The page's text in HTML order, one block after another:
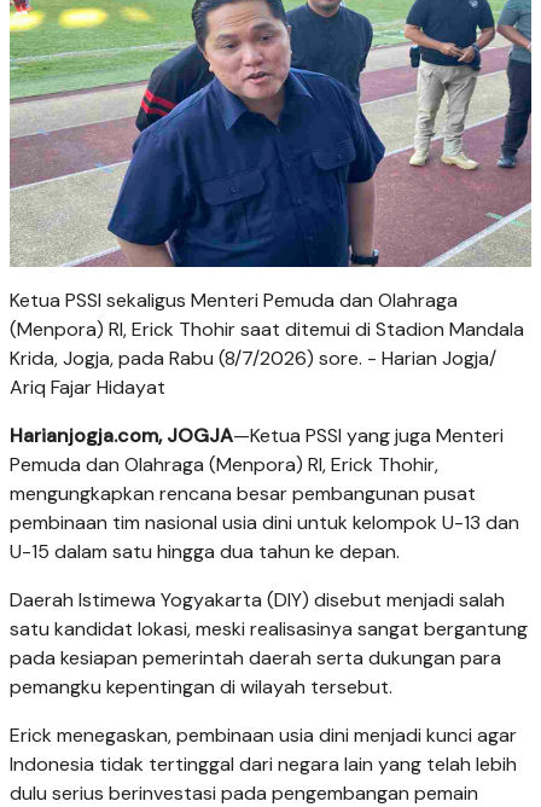
Ketua PSSI sekaligus Menteri Pemuda dan Olahraga
(Menpora) RI, Erick Thohir saat ditemui di Stadion Mandala
Krida, Jogja, pada Rabu (8/7/2026) sore. - Harian Jogja/
Ariq Fajar Hidayat
Harianjogja.com, JOGJA—Ketua PSSI yang juga Menteri
Pemuda dan Olahraga (Menpora) RI, Erick Thohir,
mengungkapkan rencana besar pembangunan pusat
pembinaan tim nasional usia dini untuk kelompok U-13 dan
U-15 dalam satu hingga dua tahun ke depan.
Daerah Istimewa Yogyakarta (DIY) disebut menjadi salah
satu kandidat lokasi, meski realisasinya sangat bergantung
pada kesiapan pemerintah daerah serta dukungan para
pemangku kepentingan di wilayah tersebut.
Erick menegaskan, pembinaan usia dini menjadi kunci agar
Indonesia tidak tertinggal dari negara lain yang telah lebih
dulu serius berinvestasi pada pengembangan pemain